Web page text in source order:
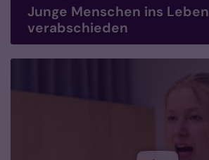
Junge Menschen ins Leben
verabschieden